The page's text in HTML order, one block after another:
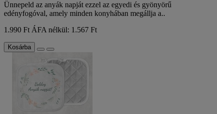
Ünnepeld az anyák napját ezzel az egyedi és gyönyörű
edényfogóval, amely minden konyhában megállja a..
1.990 FtÁFA nélkül: 1.567 Ft
Kosárba